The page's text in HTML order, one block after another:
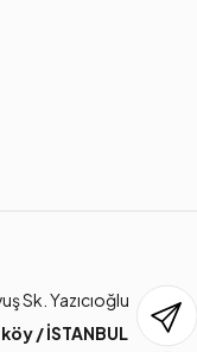
Sk. Yazıcıoğlu
/ İSTANBUL